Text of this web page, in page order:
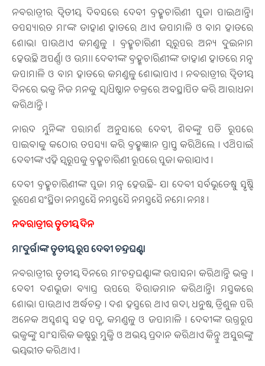
ନବରାତ୍ରୀର ଦ୍ୱିତୀୟ ଦିବସରେ ଦେବୀ ବ୍ରହ୍ମଚାରିଣୀ ପୂଜା ପାଇଥାନ୍ତି।
ତପସ୍ୟାରତ ମା’ଙ୍କ ଡାହାଣ ହାତରେ ଥାଏ ଜପାମାଳି ଓ ବାମ ହାତରେ
ଶୋଭା ପାଉଥାଏ କମଣ୍ଡଳୁ । ବ୍ରହ୍ମଚାରିଣୀ ସ୍ୱରୂପର ଅନ୍ୟ ଦୁଇନାମ
ହେଉଛି ଅପର୍ଣ୍ଣା ଓ ଉମା। ଦେବୀଙ୍କ ବ୍ରହ୍ମଚାରିଣୀଙ୍କ ଡାହାଣ ହାତରେ ମନ୍ତ୍ର
ଜପାମାଳି ଓ ବାମ ହାତରେ କମଣ୍ଡଳୁ ଶୋଭାପାଏ । ନବରାତ୍ରୀର ଦ୍ବିତୀୟ
ଦିନରେ ଭକ୍ତ ନିଜ ମନକୁ ସ୍ଵାଧିଷ୍ଠାନ ଚକ୍ରରେ ଅବସ୍ଥାପିତ କରି ଆରାଧନା
କରିଥାନ୍ତି ।
ନାରଦ ମୁନିଙ୍କ ପରାମର୍ଶ ଅନୁସାରେ ଦେବୀ, ଶିବଙ୍କୁ ପତି ରୂପରେ
ପାଇବାକୁ କଠୋର ତପସ୍ୟା କରି ବ୍ରହ୍ମଜ୍ଞାନ ପ୍ରାପ୍ତ କରିଥିଲେ । ଏଥିପାଇଁ
ଦେବୀଙ୍କ ଏହି ସ୍ବରୂପକୁ ବ୍ରହ୍ମଚାରିଣୀ ରୂପରେ ପୂଜା କରାଯାଏ ।
ଦେବୀ ବ୍ରହ୍ମଚାରିଣୀଙ୍କ ପୂଜା ମନ୍ତ୍ର ହେଉଛି- ଯା ଦେବୀ ସର୍ବଭୂତେଷୁ ସୃଷ୍ଟି
ରୂପେଣ ସଂସ୍ଥିତା ନମସ୍ତସୈ ନମସ୍ତସୈ ନମସ୍ତସୈ ନମୋ ନମଃ ।
ନବରାତ୍ରୀର ତୃତୀୟ ଦିନ
ମା'ଦୁର୍ଗାଙ୍କ ତୃତୀୟ ରୂପ ଦେବୀ ଚନ୍ଦ୍ରଘଣ୍ଟା
ନବରାତ୍ରୀର ତୃତୀୟ ଦିନରେ ମା’ଚନ୍ଦ୍ରଘଣ୍ଟାଙ୍କ ଉପାସନା କରିଥାନ୍ତି ଭକ୍ତ ।
ଦେବୀ ଦଶଭୂଜା ବ୍ୟାଘ୍ର ଉପରେ ବିରାଜମାନ କରିଥାନ୍ତି। ମସ୍ତକରେ
ଶୋଭା ପାଉଥାଏ ଅର୍ଦ୍ଧଚନ୍ଦ୍ର । ଦଶ ହସ୍ତରେ ଥାଏ ଗଦା, ଧନୁଷ, ତ୍ରିଶୁଳ ପରି
ଅନେକ ଅସ୍ତ୍ରଶସ୍ତ୍ର ସହ ପଦ୍ମ, କମଣ୍ଡଳୁ ଓ ଜପାମାଳି । ଦେବୀଙ୍କ ଉଗ୍ରରୂପ
ଭକ୍ତଙ୍କୁ ସାଂସାରିକ କଷ୍ଟରୁ ମୁକ୍ତି ଓ ଅଭୟ ପ୍ରଦାନ କରିଥାଏ କିନ୍ତୁ ଅସୁରଙ୍କୁ
ଭୟଭୀତ କରିଥାଏ ।